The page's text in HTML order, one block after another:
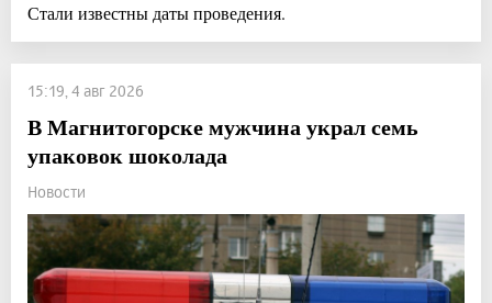
Стали известны даты проведения.
15:19, 4 авг 2026
В Магнитогорске мужчина украл семь
упаковок шоколада
Новости